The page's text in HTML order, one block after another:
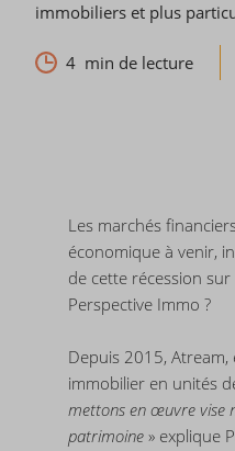
immobiliers et plus
4 min de lecture
Les marchés
économique à venir,
de cette récession
Perspective Immo ?
Depuis 2015,
immobilier en unités
mettons en œuvre vise
patrimoine » explique